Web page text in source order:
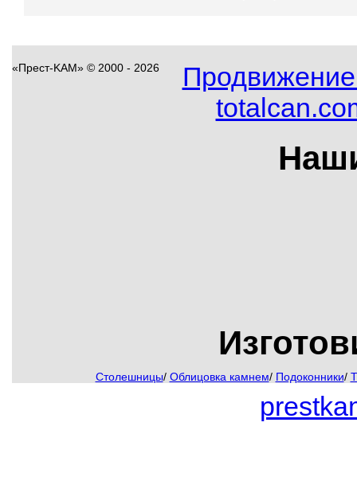
«Прест-KAM» © 2000 - 2026
Столешницы/ Облицовка камнем/ Подоконники/